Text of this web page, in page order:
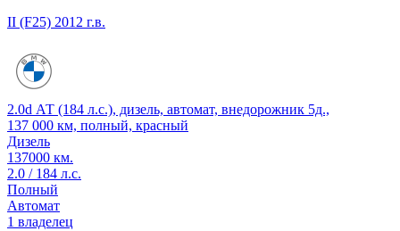
II (F25) 2012 г.в.
2.0d АТ (184 л.с.), дизель, автомат, внедорожник 5д.,
137 000 км, полный, красный
Дизель
137000 км.
2.0 / 184 л.с.
Полный
Автомат
1 владелец